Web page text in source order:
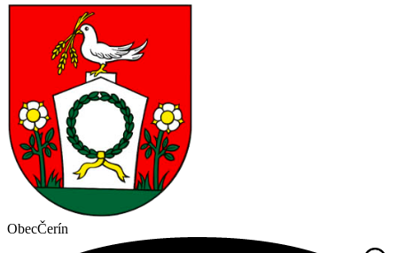
ObecČerín